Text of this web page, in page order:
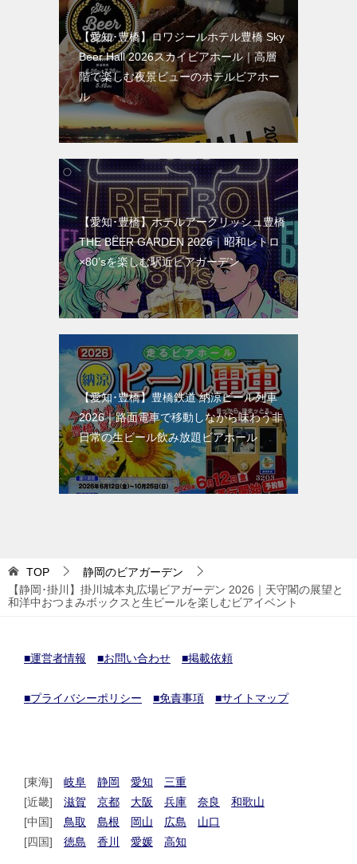
【愛知･豊橋】ロワジールホテル豊橋 Sky
Beer Hall 2026スカイビアホール｜高層
階で楽しむ夜景ビューのホテルビアホー
ル
【愛知･豊橋】ホテルアークリッシュ豊橋
THE BEER GARDEN 2026｜昭和レトロ
×80’sを楽しむ駅近ビアガーデン
【愛知･豊橋】豊橋鉄道 納涼ビール列車
2026｜路面電車で移動しながら味わう非
日常の生ビール飲み放題ビアホール
TOP
静岡のビアガーデン
【静岡･掛川】掛川城本丸広場ビアガーデン 2026｜天守閣の展望と
和洋中おつまみボックスと生ビールを楽しむビアイベント
■運営者情報 ■お問い合わせ ■掲載依頼
■プライバシーポリシー ■免責事項 ■サイトマップ
[東海] 岐阜 静岡 愛知
三重
[近畿] 滋賀 京都 大阪 兵庫 奈良
和歌山
[中国] 鳥取 島根 岡山 広島
山口
[四国] 徳島 香川 愛媛 高知